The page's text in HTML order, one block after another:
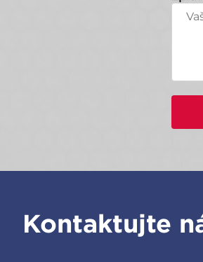
Kontaktujte